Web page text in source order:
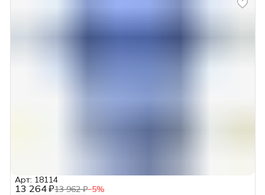
13 264 ₽13 962 ₽−5%
Арт: 18114